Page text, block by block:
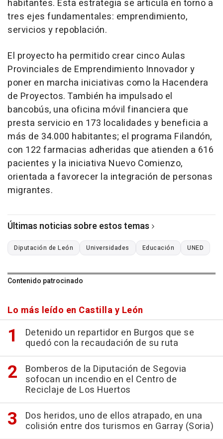
habitantes. Esta estrategia se articula en torno a
tres ejes fundamentales: emprendimiento,
servicios y repoblación.
El proyecto ha permitido crear cinco Aulas
Provinciales de Emprendimiento Innovador y
poner en marcha iniciativas como la Hacendera
de Proyectos. También ha impulsado el
bancobús, una oficina móvil financiera que
presta servicio en 173 localidades y beneficia a
más de 34.000 habitantes; el programa Filandón,
con 122 farmacias adheridas que atienden a 616
pacientes y la iniciativa Nuevo Comienzo,
orientada a favorecer la integración de personas
migrantes.
Últimas noticias sobre estos temas
Diputación de León Universidades Educación UNED
Contenido patrocinado
Lo más leído en Castilla y León
Detenido un repartidor en Burgos que se
quedó con la recaudación de su ruta
Bomberos de la Diputación de Segovia
sofocan un incendio en el Centro de
Reciclaje de Los Huertos
Dos heridos, uno de ellos atrapado, en una
colisión entre dos turismos en Garray (Soria)